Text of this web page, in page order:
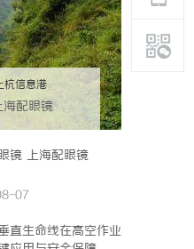
杭信息港
配眼镜
镜 上海配眼镜
07
直生命线在高空作业